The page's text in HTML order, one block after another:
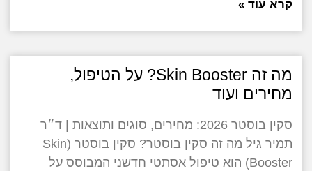
קרא עוד »
מה זה Skin Booster? על הטיפול,
מחירים ועוד
סקין בוסטר 2026: מחירים, סוגים ותוצאות | ד״ר
תמיר גיל מה זה סקין בוסטר? סקין בוסטר (Skin
Booster) הוא טיפול אסתטי חדשני המבוסס על